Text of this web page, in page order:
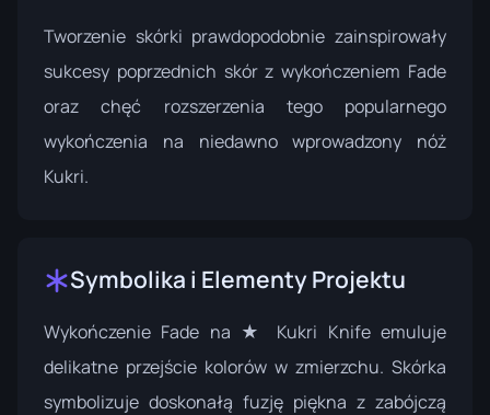
Tworzenie skórki prawdopodobnie zainspirowały
sukcesy poprzednich skór z wykończeniem Fade
oraz chęć rozszerzenia tego popularnego
wykończenia na niedawno wprowadzony nóż
Kukri.
Symbolika i Elementy Projektu
Wykończenie Fade na ★ Kukri Knife emuluje
delikatne przejście kolorów w zmierzchu. Skórka
symbolizuje doskonałą fuzję piękna z zabójczą